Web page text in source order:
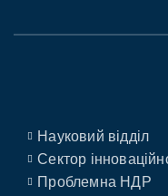
Науковий відділ
Сектор
Проблемна НДР